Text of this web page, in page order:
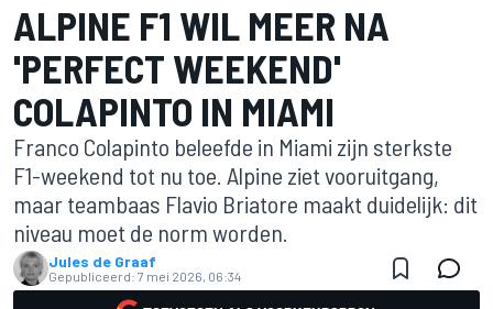
ALPINE F1 WIL MEER NA
'PERFECT WEEKEND'
COLAPINTO IN MIAMI
Franco Colapinto beleefde in Miami zijn sterkste
F1-weekend tot nu toe. Alpine ziet vooruitgang,
maar teambaas Flavio Briatore maakt duidelijk: dit
niveau moet de norm worden.
Jules de Graaf
Gepubliceerd: 7 mei 2026, 06:34